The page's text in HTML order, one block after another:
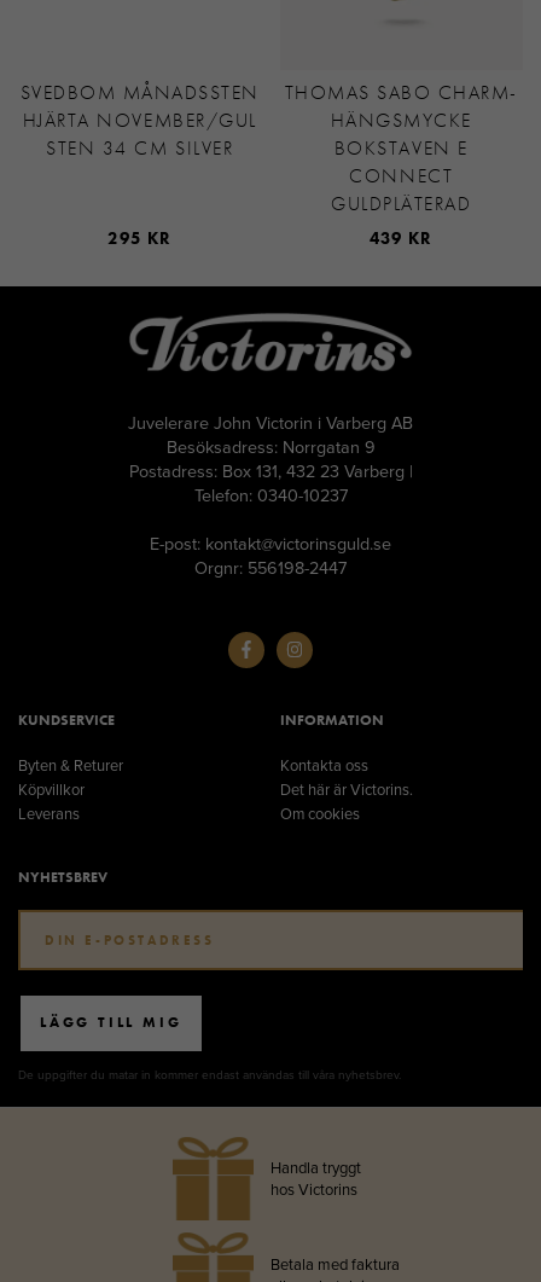
SVEDBOM MÅNADSSTEN
HJÄRTA NOVEMBER/GUL
STEN 34 CM SILVER
295 KR
THOMAS SABO CHARM-
HÄNGSMYCKE
BOKSTAVEN E
CONNECT
GULDPLÄTERAD
439 KR
Juvelerare John Victorin i Varberg AB
Besöksadress: Norrgatan 9
Postadress: Box 131, 432 23 Varberg |
Telefon: 0340-10237
E-post: kontakt@victorinsguld.se
Orgnr: 556198-2447
KUNDSERVICE
Byten & Returer
Köpvillkor
Leverans
INFORMATION
Kontakta oss
Det här är Victorins.
Om cookies
NYHETSBREV
LÄGG TILL MIG
De uppgifter du matar in kommer endast användas till våra nyhetsbrev.
Handla tryggt
hos Victorins
Betala med faktura